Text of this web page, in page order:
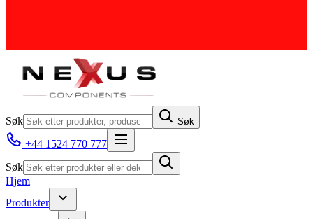
Søk Søk
+44 1524 770 777
Søk
Hjem
Produkter